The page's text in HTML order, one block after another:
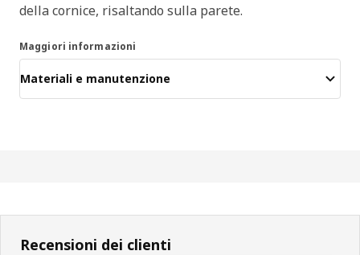
della cornice, risaltando sulla parete.
Maggiori informazioni
Materiali e manutenzione
Recensioni dei clienti